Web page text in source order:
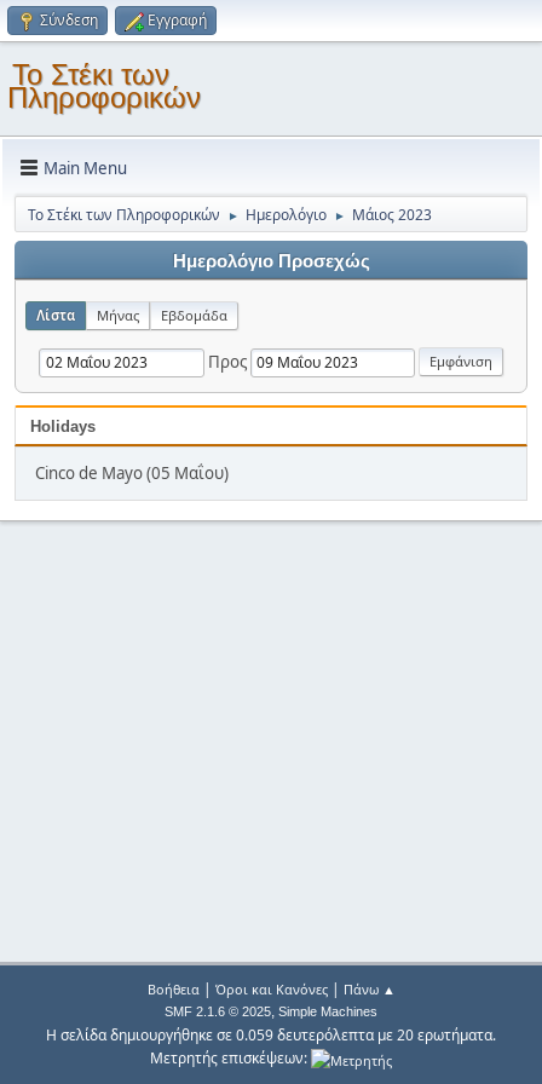
Σύνδεση Εγγραφή
Το Στέκι των
Πληροφορικών
Main Menu
Το Στέκι των Πληροφορικών ► Ημερολόγιο ► Μάιος 2023
Ημερολόγιο Προσεχώς
Λίστα Μήνας Εβδομάδα
Προς
Holidays
Cinco de Mayo (05 Μαΐου)
Βοήθεια| Όροι και Κανόνες| Πάνω ▲
SMF 2.1.6 © 2025, Simple Machines
Η σελίδα δημιουργήθηκε σε 0.059 δευτερόλεπτα με 20 ερωτήματα.
Μετρητής επισκέψεων: